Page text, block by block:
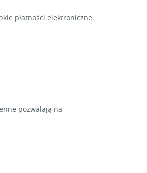
płatności elektroniczne
pozwalają na